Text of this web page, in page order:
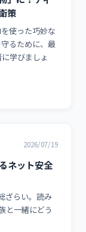
策
使った巧妙な
るために、最
学びましょ
2026/07/19
ネット安全
ざらい。読み
と一緒にどう